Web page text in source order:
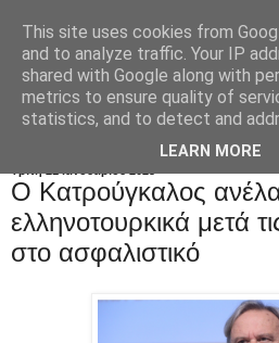
Ο Κατρούγκαλος
ελληνοτουρκικά μετά
στο ασφαλιστικό
This site uses cookies from
and to analyze traffic. Your IP
shared with Google along with
metrics to ensure quality of
statistics, and to detect and
LEARN MORE